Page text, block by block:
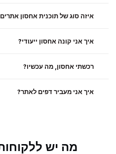
איזה סוג של תוכנית אחסון
איך אני קונה אחסון ייעודי?
רכשתי אחסון, מה עכשיו?
איך אני מעביר דפים לאתר?
מה יש